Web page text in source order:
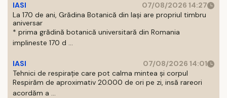
IASI
07/08/2026 14:27
La 170 de ani, Grădina Botanică din Iași are propriul timbru
aniversar
* prima grădină botanică universitară din Romania
implineste 170 d ...
IASI
07/08/2026 14:01
Tehnici de respirație care pot calma mintea și corpul
Respirăm de aproximativ 20.000 de ori pe zi, insă rareori
acordăm a ...